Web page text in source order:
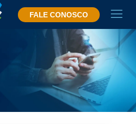
FALE CONOSCO